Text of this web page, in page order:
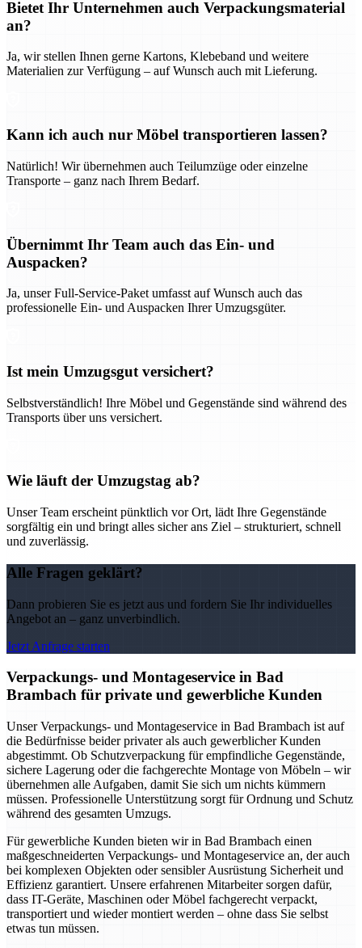
Bietet Ihr Unternehmen auch Verpackungsmaterial
an?
Ja, wir stellen Ihnen gerne Kartons, Klebeband und weitere
Materialien zur Verfügung – auf Wunsch auch mit Lieferung.
Kann ich auch nur Möbel transportieren lassen?
Natürlich! Wir übernehmen auch Teilumzüge oder einzelne
Transporte – ganz nach Ihrem Bedarf.
Übernimmt Ihr Team auch das Ein- und
Auspacken?
Ja, unser Full-Service-Paket umfasst auf Wunsch auch das
professionelle Ein- und Auspacken Ihrer Umzugsgüter.
Ist mein Umzugsgut versichert?
Selbstverständlich! Ihre Möbel und Gegenstände sind während des
Transports über uns versichert.
Wie läuft der Umzugstag ab?
Unser Team erscheint pünktlich vor Ort, lädt Ihre Gegenstände
sorgfältig ein und bringt alles sicher ans Ziel – strukturiert, schnell
und zuverlässig.
Alle Fragen geklärt?
Dann probieren Sie es jetzt aus und fordern Sie Ihr individuelles
Angebot an – ganz unverbindlich.
Jetzt Anfrage starten
Verpackungs- und Montageservice in Bad
Brambach für private und gewerbliche Kunden
Unser Verpackungs- und Montageservice in Bad Brambach ist auf
die Bedürfnisse beider privater als auch gewerblicher Kunden
abgestimmt. Ob Schutzverpackung für empfindliche Gegenstände,
sichere Lagerung oder die fachgerechte Montage von Möbeln – wir
übernehmen alle Aufgaben, damit Sie sich um nichts kümmern
müssen. Professionelle Unterstützung sorgt für Ordnung und Schutz
während des gesamten Umzugs.
Für gewerbliche Kunden bieten wir in Bad Brambach einen
maßgeschneiderten Verpackungs- und Montageservice an, der auch
bei komplexen Objekten oder sensibler Ausrüstung Sicherheit und
Effizienz garantiert. Unsere erfahrenen Mitarbeiter sorgen dafür,
dass IT-Geräte, Maschinen oder Möbel fachgerecht verpackt,
transportiert und wieder montiert werden – ohne dass Sie selbst
etwas tun müssen.